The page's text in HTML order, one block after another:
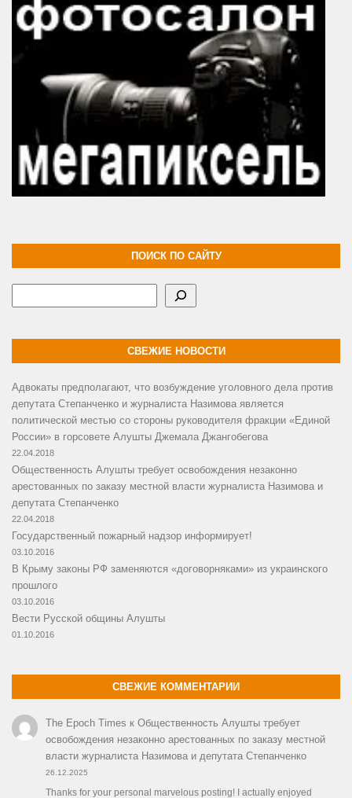
ПОИСК ПО САЙТУ
СВЕЖИЕ НОВОСТИ
Адвокаты предполагают, что возбуждение уголовного дела против
депутата Степанченко и журналиста Назимова является
политической местью со стороны руководителя фракции «Единой
России» в горсовете Алушты Джемала Джангобегова
22.04.2018
Общественность Алушты требует освобождения незаконно
арестованных по заказу местной власти журналиста Назимова и
депутата Степанченко
22.04.2018
Государственный пожарный надзор информирует!
03.10.2016
В Крыму законы РФ заменяются «договорняками» из украинского
прошлого
03.10.2016
Вести Русской общины Алушты
01.10.2016
СВЕЖИЕ КОММЕНТАРИИ
The Epoch Times к Общественность Алушты требует
освобождения незаконно арестованных по заказу местной
власти журналиста Назимова и депутата Степанченко
26.12.2025
Thanks for your personal marvelous posting! I actually enjoyed